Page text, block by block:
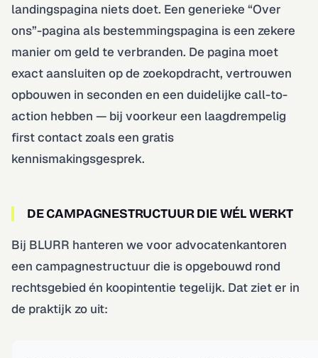
landingspagina niets doet. Een generieke “Over
ons”-pagina als bestemmingspagina is een zekere
manier om geld te verbranden. De pagina moet
exact aansluiten op de zoekopdracht, vertrouwen
opbouwen in seconden en een duidelijke call-to-
action hebben — bij voorkeur een laagdrempelig
first contact zoals een gratis
kennismakingsgesprek.
DE CAMPAGNESTRUCTUUR DIE WÉL WERKT
Bij BLURR hanteren we voor advocatenkantoren
een campagnestructuur die is opgebouwd rond
rechtsgebied én koopintentie tegelijk. Dat ziet er in
de praktijk zo uit: